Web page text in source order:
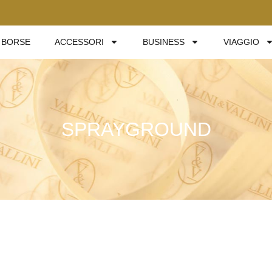
BORSE ACCESSORI BUSINESS VIAGGIO
SPRAYGROUND